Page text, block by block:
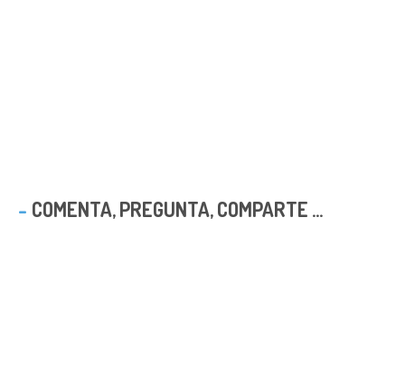
COMENTA, PREGUNTA, COMPARTE ...